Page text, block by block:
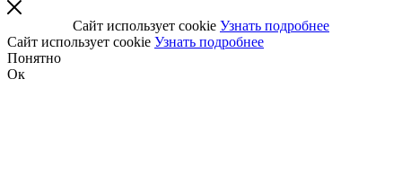
Сайт использует cookie Узнать подробнее
Сайт использует cookie Узнать подробнее
Понятно
Ок